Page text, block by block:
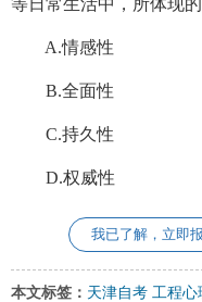
A.情感性
B.全面性
C.持久性
D.权威性
我已了解，立即
本文标签： 天津自考 工程心